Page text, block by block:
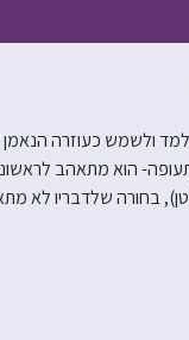
למד ולשמש כעוזרה
הוא מתאהב
בחורה שלדבריו לא